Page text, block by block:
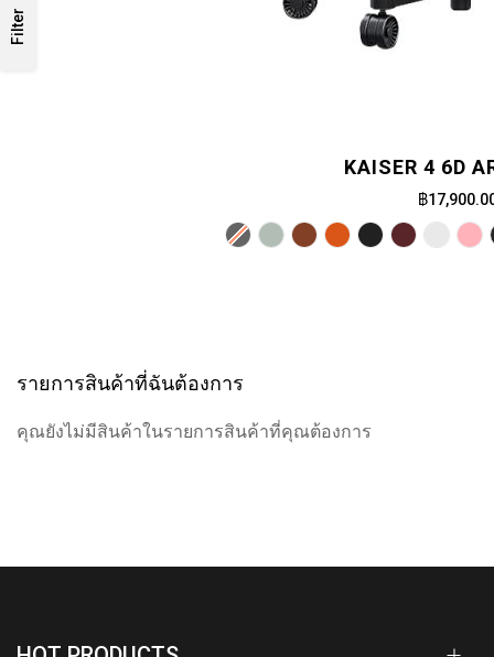
KAISER 4 6D
฿
Filter
รายการสินค้าที่ฉันต้องการ
คุณยังไม่มีสินค้าในรายการสินค้าที่คุณต้องการ